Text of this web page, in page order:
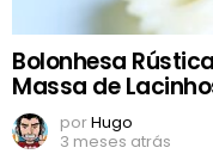
Bolonhesa
Massa de
porHugo
3 meses atrás